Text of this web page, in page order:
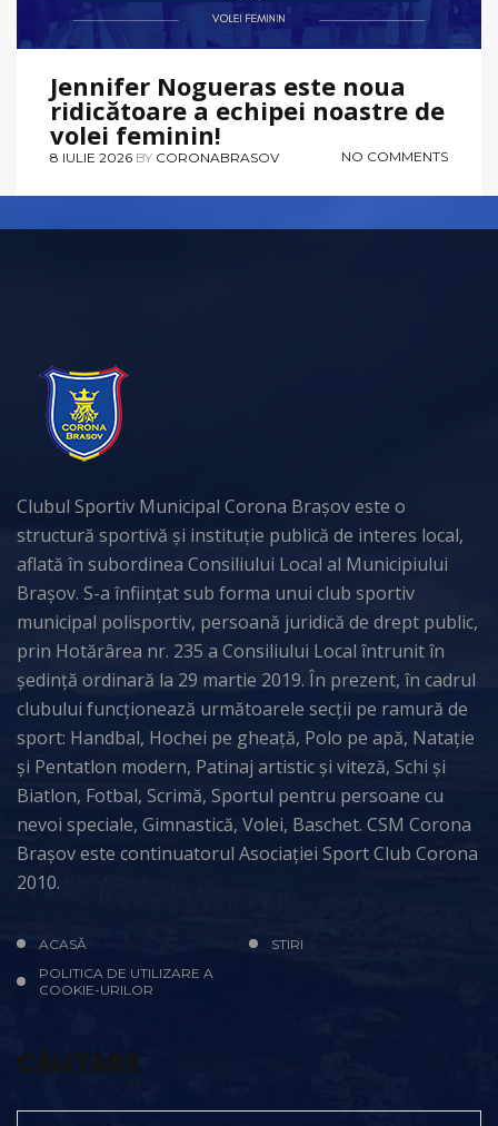
Jennifer Nogueras este noua
ridicătoare a echipei noastre de
volei feminin!
8 IULIE 2026 BY CORONABRASOV NO COMMENTS
Clubul Sportiv Municipal Corona Brașov este o
structură sportivă și instituție publică de interes local,
aflată în subordinea Consiliului Local al Municipiului
Brașov. S-a înființat sub forma unui club sportiv
municipal polisportiv, persoană juridică de drept public,
prin Hotărârea nr. 235 a Consiliului Local întrunit în
ședință ordinară la 29 martie 2019. În prezent, în cadrul
clubului funcționează următoarele secții pe ramură de
sport: Handbal, Hochei pe gheață, Polo pe apă, Natație
și Pentatlon modern, Patinaj artistic și viteză, Schi și
Biatlon, Fotbal, Scrimă, Sportul pentru persoane cu
nevoi speciale, Gimnastică, Volei, Baschet. CSM Corona
Brașov este continuatorul Asociației Sport Club Corona
2010.
ACASĂ
STIRI
POLITICA DE UTILIZARE A
COOKIE-URILOR
CĂUTARE